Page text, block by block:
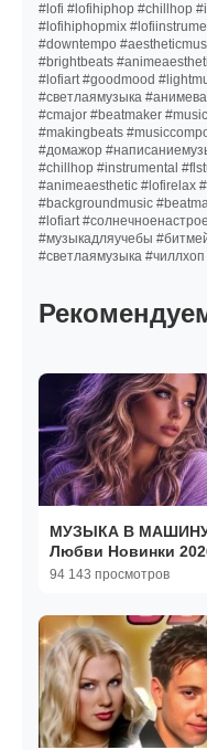
#lofi #lofihiphop #chillhop
#lofihiphopmix
#downtempo
#brightbeats
#lofiart #goodmood
#светлаямузыка
#cmajor #beatmaker
#makingbeats
#домажор
#chillhop #instrumental
#animeaesthetic #lofirelax
#backgroundmusic
#lofiart
#музыкадляучебы
#светлаямузыка #чиллхоп
МУЗЫКА В МАШИНУ
Любви Новинки 2026 Русские хиты Онлайн
RUTUBE в 2026
94 143 просмотров